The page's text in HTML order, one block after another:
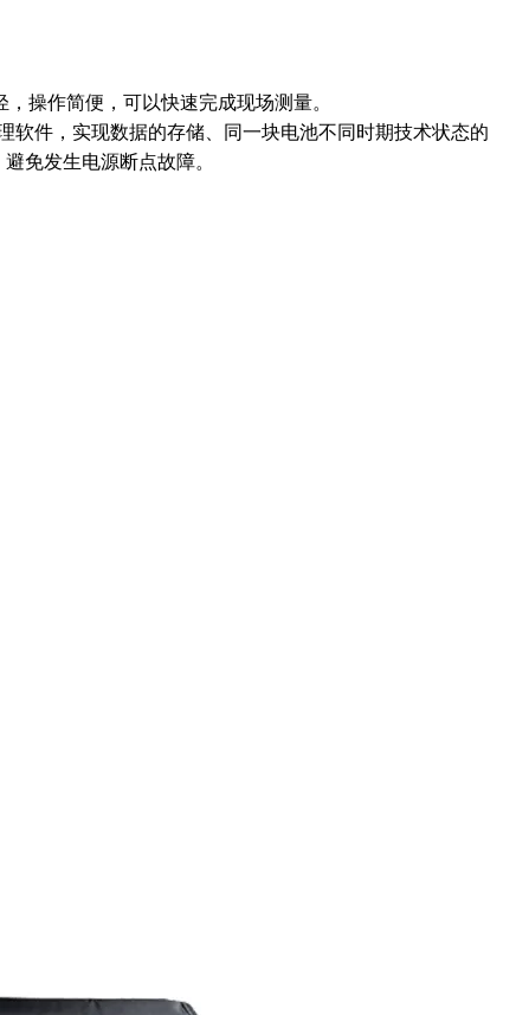
操作简便，可以快速完成现场测量。
软件，实现数据的存储、同一块电池不同时期技术状态的
免发生电源断点故障。